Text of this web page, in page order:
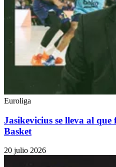
Euroliga
Jasikevicius se lleva al
Basket
20 julio 2026